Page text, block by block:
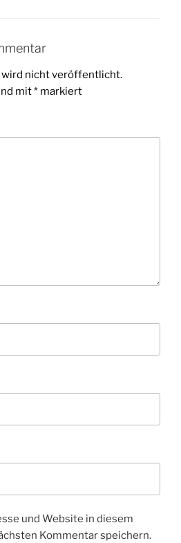
wird nicht veröffentlicht.
mit* markiert
und Website in diesem
Kommentar speichern.